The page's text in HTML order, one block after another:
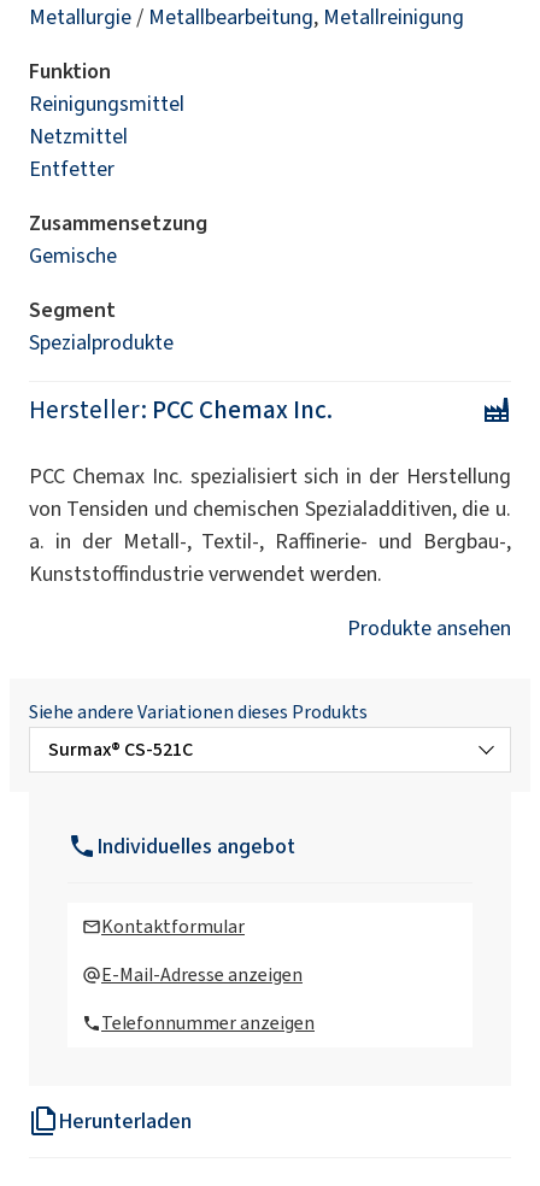
Herunterladen
Metallurgie / Metallbearbeitung, Metallreinigung
Funktion
Reinigungsmittel
Netzmittel
Entfetter
Zusammensetzung
Gemische
Segment
Spezialprodukte
Hersteller: PCC Chemax Inc.
PCC Chemax Inc. spezialisiert sich in der Herstellung
von Tensiden und chemischen Spezialadditiven, die u.
a. in der Metall-, Textil-, Raffinerie- und Bergbau-,
Kunststoffindustrie verwendet werden.
Produkte ansehen
Siehe andere Variationen dieses Produkts
Surmax® CS-521C
Surmax® CS-521
Surmax® CS-555
Individuelles angebot
Kontaktformular
E-Mail-Adresse anzeigen
Telefonnummer anzeigen